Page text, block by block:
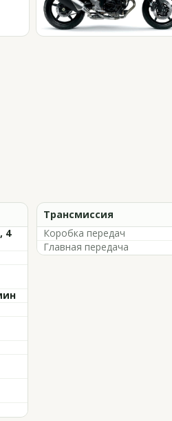
4
Трансмиссия
Коробка передач
Главная передача